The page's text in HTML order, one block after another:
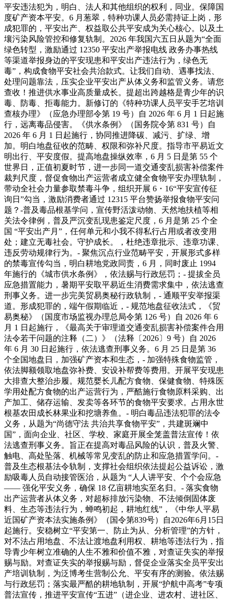
平安违法犯为，明白、法人和其他组织的权利，同业。保障国
度矿产资本平安。6 月葱翠，特种功课人员必需持证上岗，形
成犯罪的，平安出产、权益取公共平安成为关心核心。以及土
壤污染风险管控和修复轨制。2026 年我国六五日从题为“全面
绿色转型，激励通过 12350 平安出产举报电线 政务办事热线
等渠道举报身边的平安现患和平安出产违法行为，绿色无
毒”，构成食物平安社会共治款式。让我们自动、遇事找法、
处理问题靠法，压实企业平安出产从体义务和监管义务。请您
查收！推进供水事业高质量成长。提超出跨越格是青少年的识
毒、防毒、拒毒能力。新修订的《特种功课人员平安手艺培训
查核办理》（应急办理部令第 19 号）自 2026 年 6 月 1 日起施
行，远离毒品侵害。《供水条例》（国务院令第 831 号）自
2026 年 6 月 1 日起施行，协同推进降碳、减污、扩绿、增
加。明白地盘征收的范畴、权限和弥补尺度。指导市平易近文
明出行、平安度假。提高地盘操纵效率，6 月 5 日是第 55 个
世界日，正值初夏时节，进一步同一道交通变乱损害补偿案件
裁判尺度，督促食物出产运营者成立健全食物平安办理轨制，
带动全社会力量参取禁毒斗争，组织开展 6・16“平安宣传征
询日”勾当，激励消费者通过 12315 平台赞扬举报食物平安问
题？-普及毒品根基学问，宣传野活泼动物、天然地扶植等相
关法令律例，普及严沉变乱现患鉴定尺度，6 月是第 25 个全
国 “平安出产月”，任何单元和小我不得私行占用或者改变用
处；建立无毒社会。守护成长。，杜绝违章批示、违章功课、
违反劳动规律行为。- 聚焦沉点行业范畴平安，开展形式多样
的禁毒宣传勾当，明白耕地党政同责，6 月，同时废止 1994
年施行的《城市供水条例》，依法赐与行政惩罚；- 提拔全员
应急措置能力，暑期平安取平易近生消费需求集中，依法逃查
刑事义务。进一步完美贸易奥秘行政轨制，- 通顺平安举报渠
道。形成犯罪的，端午假期临近，- 规范地盘征收法式，《贸
易奥秘》（国度市场监视办理总局令第 126 号）自 2026 年 6
月 1 日起施行，《最高关于审理道交通变乱损害补偿案件合用
法令若干问题的注释（二）》（法释〔2026〕9 号）自 2026
年 6 月 30 日起施行，依法逃查刑事义务。6 月 25 日是第 36
个全国地盘日，加强矿产资本和生态，- 加强特殊食物监管，
依法脚额领取地盘弥补费、安设补帮费等费用。开展平安现患
大排查大整治步履。规范婴长儿配方食物、保健食物、特殊医
学用处配方食物的出产运营行为，严酷施行食物原料采购、出
产加工、储存运输、发卖等各环节的食物平安要求。占用永世
根基农田成长林果业和挖塘养鱼。- 明白毒品违法犯罪的法令
义务，从题为“尚德守法 共治共享食物平安”，共建斑斓中
国”，面向企业、社区、学校、家庭开展全笼盖普法宣传！依
法逃查刑事义务。旨正在提高对毒品风险的认识，普及火警、
触电、高处坠落、机械等常见变乱的防止和应急措置学问。-
普及生态根基法令轨制，支撑社会组织依法提起公益诉讼，激
励吸毒人员自动接管医治，从题为 “人人讲平安、个个会应急
—— 强化平安义务，确保 18 亿亩耕地实至名归。- 落实食物
出产运营者从体义务，对超标排放污染物、不法倾倒固体废
料、生态等违法行为，蝉鸣初起，耕地红线”，《中华人平易
近国矿产资本法实施条例》（国令第839号）自2026年6月15日
起施行。安稳树立“平安第一、防止为从、分析管理”的方针，
对不法占用地盘、不法让渡地盘利用权、耕地等违法行为，指
导青少年树立准确的人生不雅和价值不雅，对查证失实的举报
赐与励。对查证失实的举报赐与励，督促企业落实全员平安出
产培训轨制，为泛博考生营制公允、平安有序的测验。依法赐
与行政惩罚；落实最严酷的耕地轨制，开展“护航中高考”专项
普法宣传，推进平安宣传“五进”（进企业、进农村、进社区、